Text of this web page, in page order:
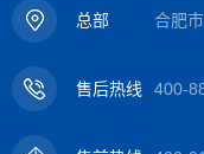
总部 合肥
售后热线 400-